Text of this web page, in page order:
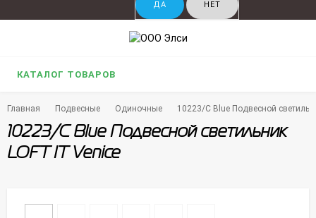
КАТАЛОГ ТОВАРОВ
Главная Подвесные Одиночные 10223/C Blue Подвесной
10223/C Blue Подвесной светильник
LOFT IT Venice